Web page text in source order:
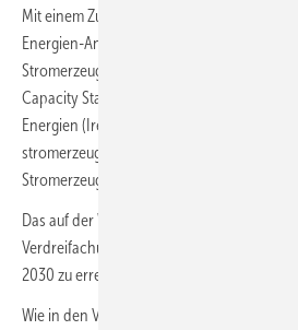
Mit einem Zubau von 585 Gigawatt (GW)
Energien-Anlagen im Jahr 2024 mehr als
Stromerzeugungsausbaus ausgemacht, wie
Capacity Statistics 2025 der
Energien (Irena) zeigt. Die weltweite Grün-
stromerzeugung verfügt nun über eine
Stromerzeugungskapazität von 4.448 GW.
Das auf der Weltklimakonferenz in Dubai
Verdreifachung der installierten Leistung
2030 zu erreichen, verlangte den Ausbau
Wie in den Vorjahren entfiel der Hauptanteil